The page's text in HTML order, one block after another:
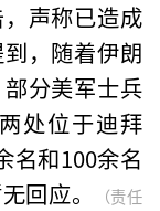
声称已造成
，随着伊朗
分美军士兵
处位于迪拜
和100余名
回应。
（责任